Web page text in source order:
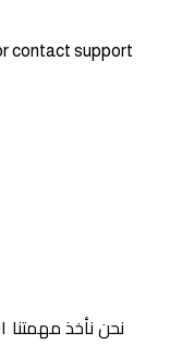
contact support.
نحن نأخذ مهمتنا